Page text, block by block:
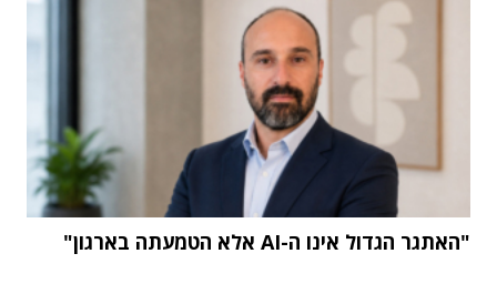
"האתגר הגדול אינו ה-AI אלא הטמעתה בארגון"